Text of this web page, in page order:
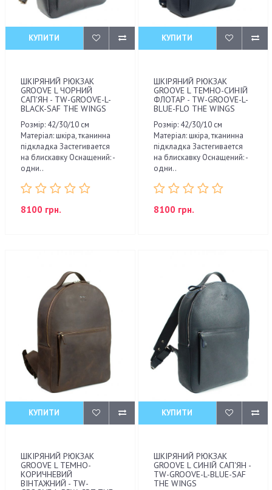
КУПИТИ
ШКІРЯНИЙ РЮКЗАК
GROOVE L ЧОРНИЙ
САП'ЯН - TW-GROOVE-L-
BLACK-SAF THE WINGS
Розмір: 42/30/10 см
Матеріал: шкіра, тканинна
підкладка Застегивается
на блискавку Оснащений: -
одни..
8100 грн.
КУПИТИ
ШКІРЯНИЙ РЮКЗАК
GROOVE L ТЕМНО-СИНІЙ
ФЛОТАР - TW-GROOVE-L-
BLUE-FLO THE WINGS
Розмір: 42/30/10 см
Матеріал: шкіра, тканинна
підкладка Застегивается
на блискавку Оснащений: -
одни..
8100 грн.
КУПИТИ
ШКІРЯНИЙ РЮКЗАК
GROOVE L ТЕМНО-
КОРИЧНЕВИЙ
ВІНТАЖНИЙ - TW-
КУПИТИ
ШКІРЯНИЙ РЮКЗАК
GROOVE L СИНІЙ САП'ЯН -
TW-GROOVE-L-BLUE-SAF
THE WINGS